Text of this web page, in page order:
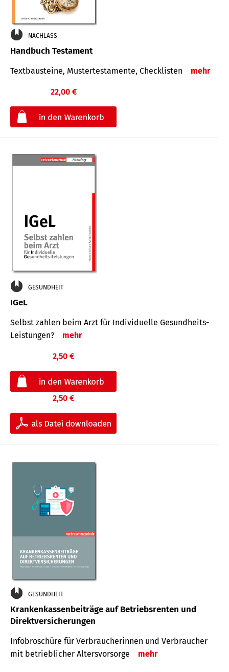
NACHLASS
Handbuch Testament
Textbausteine, Mustertestamente, Checklisten mehr
22,00 €
GESUNDHEIT
IGeL
Selbst zahlen beim Arzt für Indi­vidu­elle Gesund­heits-
Leis­tungen?
mehr
2,50 €
2,50 €
GESUNDHEIT
Krankenkassenbeiträge auf Betriebsrenten und
Direktversicherungen
Infobroschüre für Verbraucherinnen und Verbraucher
mit betrieblicher Altersvorsorge
mehr